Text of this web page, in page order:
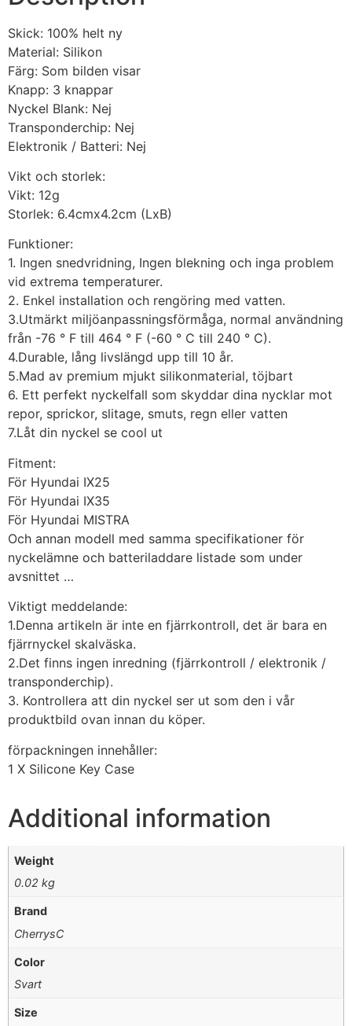
Skick: 100% helt ny
Material: Silikon
Färg: Som bilden visar
Knapp: 3 knappar
Nyckel Blank: Nej
Transponderchip: Nej
Elektronik / Batteri: Nej
Vikt och storlek:
Vikt: 12g
Storlek: 6.4cmx4.2cm (LxB)
Funktioner:
1. Ingen snedvridning, Ingen blekning och inga problem
vid extrema temperaturer.
2. Enkel installation och rengöring med vatten.
3.Utmärkt miljöanpassningsförmåga, normal användning
från -76 ° F till 464 ° F (-60 ° C till 240 ° C).
4.Durable, lång livslängd upp till 10 år.
5.Mad av premium mjukt silikonmaterial, töjbart
6. Ett perfekt nyckelfall som skyddar dina nycklar mot
repor, sprickor, slitage, smuts, regn eller vatten
7.Låt din nyckel se cool ut
Fitment:
För Hyundai IX25
För Hyundai IX35
För Hyundai MISTRA
Och annan modell med samma specifikationer för
nyckelämne och batteriladdare listade som under
avsnittet …
Viktigt meddelande:
1.Denna artikeln är inte en fjärrkontroll, det är bara en
fjärrnyckel skalväska.
2.Det finns ingen inredning (fjärrkontroll / elektronik /
transponderchip).
3. Kontrollera att din nyckel ser ut som den i vår
produktbild ovan innan du köper.
förpackningen innehåller:
1 X Silicone Key Case
Additional information
Weight
0.02 kg
Brand
CherrysC
Color
Svart
Size